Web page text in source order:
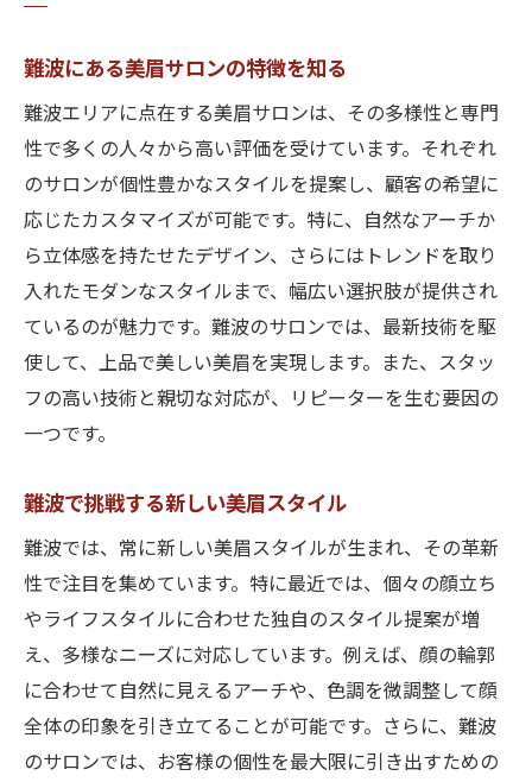
難波にある美眉サロンの特徴を知る
難波エリアに点在する美眉サロンは、その多様性と専門
性で多くの人々から高い評価を受けています。それぞれ
のサロンが個性豊かなスタイルを提案し、顧客の希望に
応じたカスタマイズが可能です。特に、自然なアーチか
ら立体感を持たせたデザイン、さらにはトレンドを取り
入れたモダンなスタイルまで、幅広い選択肢が提供され
ているのが魅力です。難波のサロンでは、最新技術を駆
使して、上品で美しい美眉を実現します。また、スタッ
フの高い技術と親切な対応が、リピーターを生む要因の
一つです。
難波で挑戦する新しい美眉スタイル
難波では、常に新しい美眉スタイルが生まれ、その革新
性で注目を集めています。特に最近では、個々の顔立ち
やライフスタイルに合わせた独自のスタイル提案が増
え、多様なニーズに対応しています。例えば、顔の輪郭
に合わせて自然に見えるアーチや、色調を微調整して顔
全体の印象を引き立てることが可能です。さらに、難波
のサロンでは、お客様の個性を最大限に引き出すための